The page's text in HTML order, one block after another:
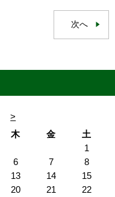
次へ
>
木 金
土
1
6 7
8
13 14
15
20 21
22